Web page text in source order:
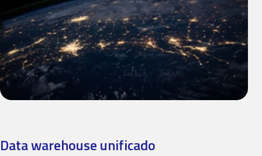
Data warehouse unificado